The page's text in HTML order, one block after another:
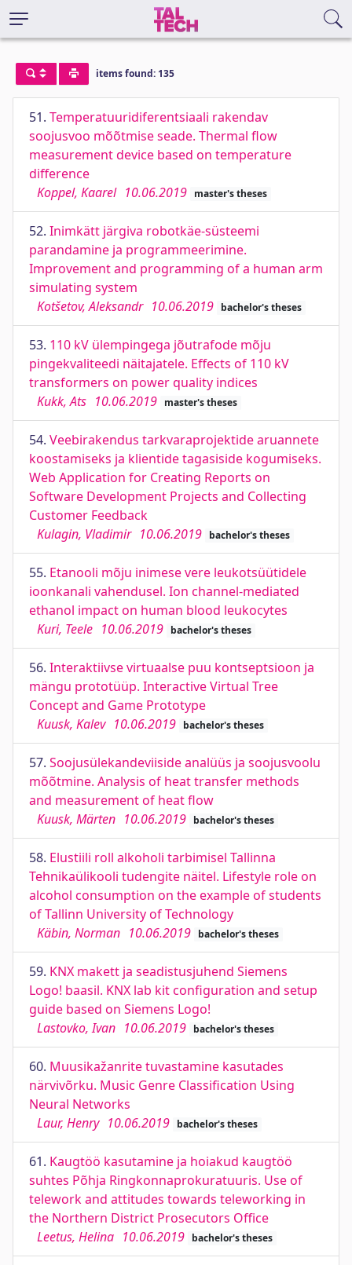
items found: 135
51. Temperatuuridiferentsiaali rakendav
soojusvoo mõõtmise seade. Thermal flow
measurement device based on temperature
difference
Koppel, Kaarel 10.06.2019 master's theses
52. Inimkätt järgiva robotkäe-süsteemi
parandamine ja programmeerimine.
Improvement and programming of a human arm
simulating system
Kotšetov, Aleksandr 10.06.2019 bachelor's theses
53. 110 kV ülempingega jõutrafode mõju
pingekvaliteedi näitajatele. Effects of 110 kV
transformers on power quality indices
Kukk, Ats 10.06.2019 master's theses
54. Veebirakendus tarkvaraprojektide aruannete
koostamiseks ja klientide tagasiside kogumiseks.
Web Application for Creating Reports on
Software Development Projects and Collecting
Customer Feedback
Kulagin, Vladimir 10.06.2019 bachelor's theses
55. Etanooli mõju inimese vere leukotsüütidele
ioonkanali vahendusel. Ion channel-mediated
ethanol impact on human blood leukocytes
Kuri, Teele 10.06.2019 bachelor's theses
56. Interaktiivse virtuaalse puu kontseptsioon ja
mängu prototüüp. Interactive Virtual Tree
Concept and Game Prototype
Kuusk, Kalev 10.06.2019 bachelor's theses
57. Soojusülekandeviiside analüüs ja soojusvoolu
mõõtmine. Analysis of heat transfer methods
and measurement of heat flow
Kuusk, Märten 10.06.2019 bachelor's theses
58. Elustiili roll alkoholi tarbimisel Tallinna
Tehnikaülikooli tudengite näitel. Lifestyle role on
alcohol consumption on the example of students
of Tallinn University of Technology
Käbin, Norman 10.06.2019 bachelor's theses
59. KNX makett ja seadistusjuhend Siemens
Logo! baasil. KNX lab kit configuration and setup
guide based on Siemens Logo!
Lastovko, Ivan 10.06.2019 bachelor's theses
60. Muusikažanrite tuvastamine kasutades
närvivõrku. Music Genre Classification Using
Neural Networks
Laur, Henry 10.06.2019 bachelor's theses
61. Kaugtöö kasutamine ja hoiakud kaugtöö
suhtes Põhja Ringkonnaprokuratuuris. Use of
telework and attitudes towards teleworking in
the Northern District Prosecutors Office
Leetus, Helina 10.06.2019 bachelor's theses